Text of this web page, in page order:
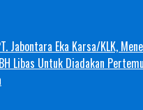
Jabontara Eka Karsa/KLK,
Libas Untuk Diadakan